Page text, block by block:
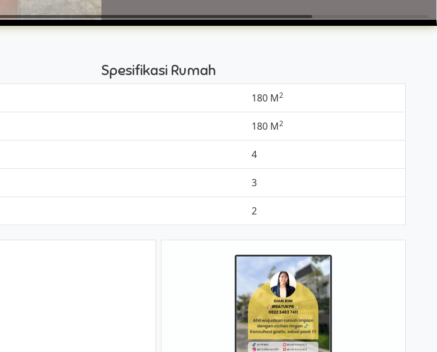
Spesifikasi Rumah
180 M2
180 M2
4
3
2